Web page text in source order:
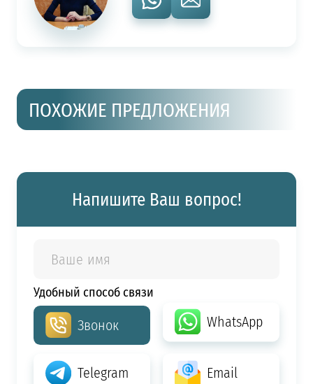
ПОХОЖИЕ ПРЕДЛОЖЕНИЯ
Напишите Ваш вопрос!
Удобный способ связи
Звонок WhatsApp
Telegram Email